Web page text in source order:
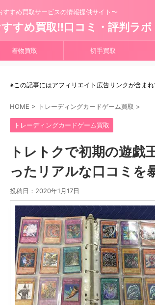
すすめ買取サービスの情報提供サイト〜
すめ買取!!口コミ・評判ラボ
着物買取 切手買取
※この記事にはアフィリエイト広告リンクが含まれ
HOME > トレーディングカードゲーム買取 >
トレーディングカードゲーム買取
トレトクで初期の遊戯
ったリアルな口コミを
投稿日： 2020年1月17日